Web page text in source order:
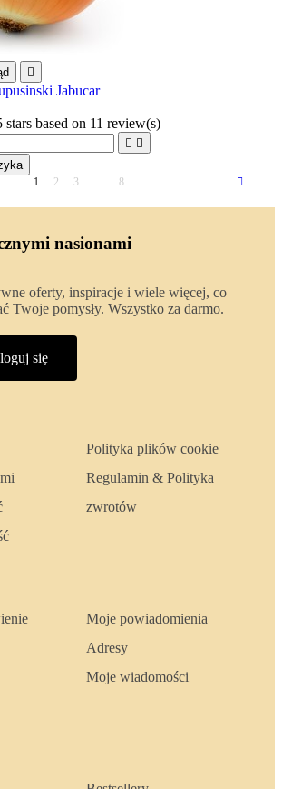

Jabucar
stars based on 11 review(s)
 
1 2 3 … 8
nasionami
oferty, inspiracje i wiele więcej, co
Twoje pomysły. Wszystko za darmo.
się
Polityka plików cookie
Regulamin & Polityka
zwrotów
Moje powiadomienia
Adresy
Moje wiadomości